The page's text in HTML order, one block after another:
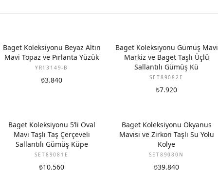
YENI
Baget Koleksiyonu Beyaz Altın
Mavi Topaz ve Pırlanta Yüzük
YR13149-B
₺3.840
Baget Koleksiyonu Gümüş Mavi
Markiz ve Baget Taşlı Üçlü
Sallantılı Gümüş Kü
SET89082E
₺7.920
Baget Koleksiyonu 5’li Oval
Mavi Taşlı Taş Çerçeveli
Sallantılı Gümüş Küpe
SET89081E
₺10.560
Baget Koleksiyonu Okyanus
Mavisi ve Zirkon Taşlı Su Yolu
Kolye
SET89080N
₺39.840